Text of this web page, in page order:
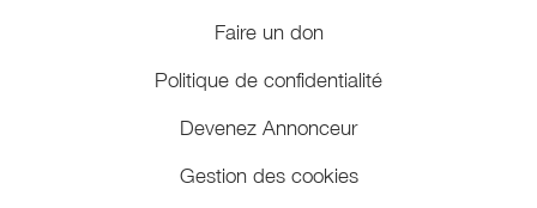
Faire un don
Politique de confidentialité
Devenez Annonceur
Gestion des cookies